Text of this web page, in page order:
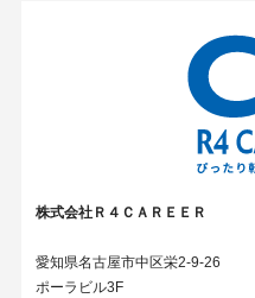
株式会社Ｒ４ＣＡＲＥＥＲ
愛知県名古屋市中区栄2-9-26
ポーラビル3F